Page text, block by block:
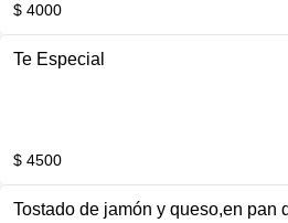
$ 4000
Te Especial
$ 4500
Tostado de jamón y queso,en pan